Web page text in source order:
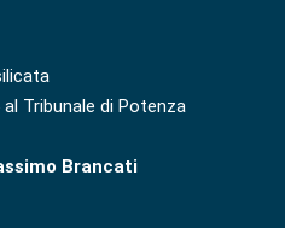
Tribunale di Potenza
Brancati